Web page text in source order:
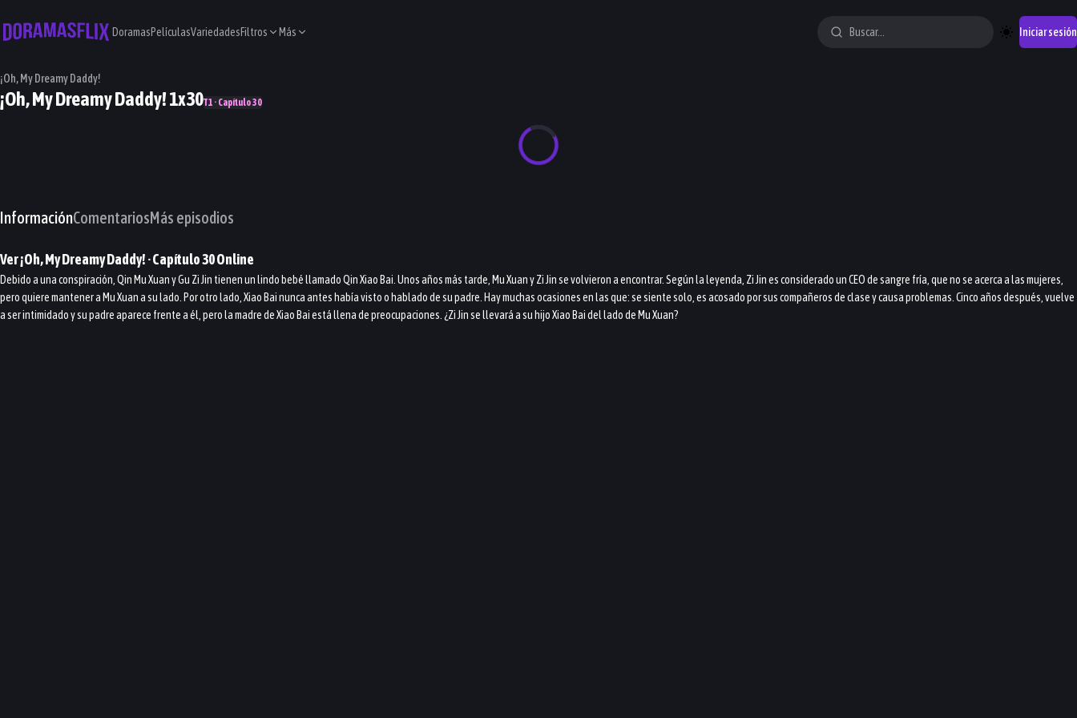
DoramasPelículasVariedadesFiltros Más Iniciar sesión
¡Oh, My Dreamy Daddy!
¡Oh, My Dreamy Daddy! 1x30T1 · Capítulo 30
InformaciónComentariosMás episodios
Ver¡Oh, My Dreamy Daddy!· Capítulo30Online
Debido a una conspiración, Qin Mu Xuan y Gu Zi Jin tienen un lindo bebé llamado Qin Xiao Bai. Unos años más tarde, Mu Xuan y Zi Jin se volvieron a encontrar. Según la leyenda, Zi Jin es considerado un CEO de sangre fría, que no se acerca a las mujeres,
pero quiere mantener a Mu Xuan a su lado. Por otro lado, Xiao Bai nunca antes había visto o hablado de su padre. Hay muchas ocasiones en las que: se siente solo, es acosado por sus compañeros de clase y causa problemas. Cinco años después, vuelve
a ser intimidado y su padre aparece frente a él, pero la madre de Xiao Bai está llena de preocupaciones. ¿Zi Jin se llevará a su hijo Xiao Bai del lado de Mu Xuan?